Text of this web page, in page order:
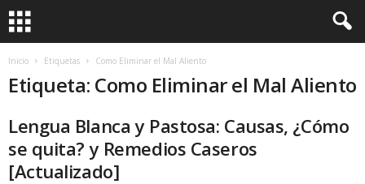
Inicio Etiquetas Como Eliminar el Mal Aliento
Etiqueta: Como Eliminar el Mal Aliento
Lengua Blanca y Pastosa: Causas, ¿Cómo
se quita? y Remedios Caseros
[Actualizado]